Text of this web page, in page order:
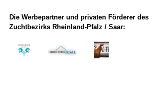
Die Werbepartner und privaten Förderer des
Zuchtbezirks Rheinland-Pfalz / Saar: